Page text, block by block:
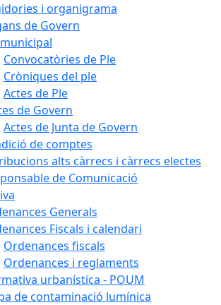
i organigrama
de Govern
Convocatòries de Ple
Cròniques del ple
Actes de Ple
de Govern
Actes de Junta de Govern
de comptes
alts càrrecs i càrrecs electes
de Comunicació
Generals
Fiscals i calendari
Ordenances fiscals
Ordenances i reglaments
urbanística - POUM
de contaminació lumínica